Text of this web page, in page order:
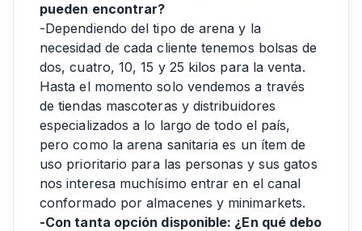
pueden encontrar?
-Dependiendo del tipo de arena y la
necesidad de cada cliente tenemos bolsas de
dos, cuatro, 10, 15 y 25 kilos para la venta.
Hasta el momento solo vendemos a través
de tiendas mascoteras y distribuidores
especializados a lo largo de todo el país,
pero como la arena sanitaria es un ítem de
uso prioritario para las personas y sus gatos
nos interesa muchísimo entrar en el canal
conformado por almacenes y minimarkets.
-Con tanta opción disponible: ¿En qué debo